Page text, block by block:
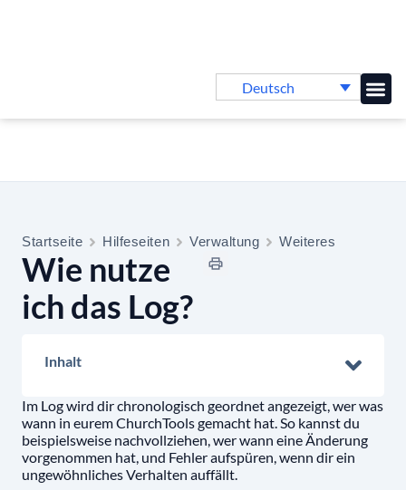
Deutsch
Startseite Hilfeseiten Verwaltung Weiteres
Wie nutze
ich das Log?
Inhalt
Im Log wird dir chronologisch geordnet angezeigt, wer was
wann in eurem ChurchTools gemacht hat. So kannst du
beispielsweise nachvollziehen, wer wann eine Änderung
vorgenommen hat, und Fehler aufspüren, wenn dir ein
ungewöhnliches Verhalten auffällt.